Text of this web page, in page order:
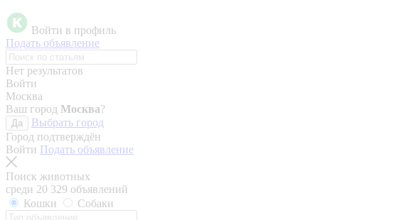
Войти в профиль
Подать объявление
Нет результатов
Войти
Москва
Ваш город Москва?
Да
Выбрать город
Город подтверждён
Войти Подать объявление
Поиск животных
среди 20 329 объявлений
Кошки
Собаки